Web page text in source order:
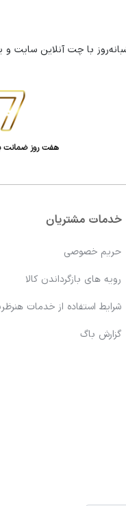
هفت روز ضمانت
خدمات مشتریان
حریم خصوصی
رویه های بازگرداندن کالا
شرایط استفاده از خدمات
گزارش باگ